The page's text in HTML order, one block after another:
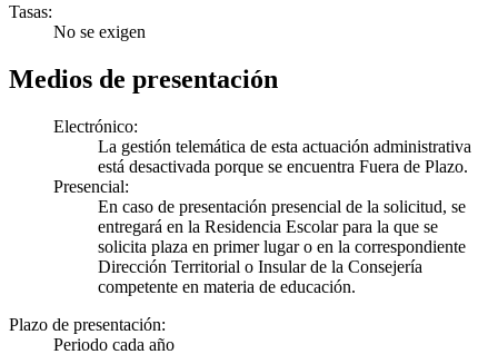
Tasas:
No se exigen
Medios de presentación
Electrónico:
La gestión telemática de esta actuación administrativa
está desactivada porque se encuentra Fuera de Plazo.
Presencial:
En caso de presentación presencial de la solicitud, se
entregará en la Residencia Escolar para la que se
solicita plaza en primer lugar o en la correspondiente
Dirección Territorial o Insular de la Consejería
competente en materia de educación.
Plazo de presentación:
Periodo cada año